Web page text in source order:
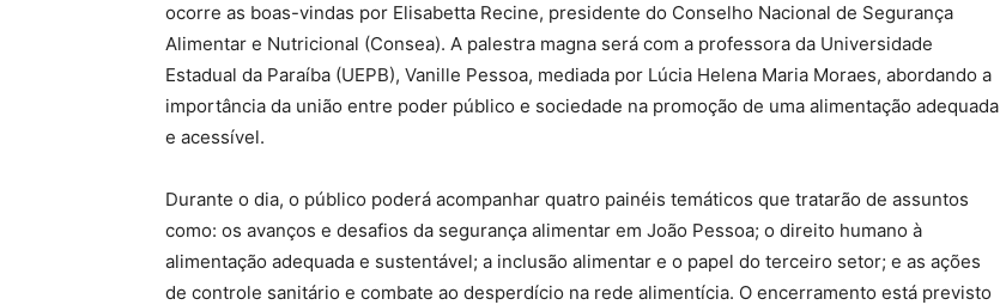
ocorre as boas-vindas por Elisabetta Recine, presidente do Conselho Nacional de Segurança
Alimentar e Nutricional (Consea). A palestra magna será com a professora da Universidade
Estadual da Paraíba (UEPB), Vanille Pessoa, mediada por Lúcia Helena Maria Moraes, abordando a
importância da união entre poder público e sociedade na promoção de uma alimentação adequada
e acessível.
Durante o dia, o público poderá acompanhar quatro painéis temáticos que tratarão de assuntos
como: os avanços e desafios da segurança alimentar em João Pessoa; o direito humano à
alimentação adequada e sustentável; a inclusão alimentar e o papel do terceiro setor; e as ações
de controle sanitário e combate ao desperdício na rede alimentícia. O encerramento está previsto